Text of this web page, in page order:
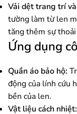
Vải dệt trang trí
tường làm từ len
tăng thêm sự
Ứng dụng
Quần áo bảo hộ:
động của lính cứu
bền của len.
Vật liệu cách nhiệt: